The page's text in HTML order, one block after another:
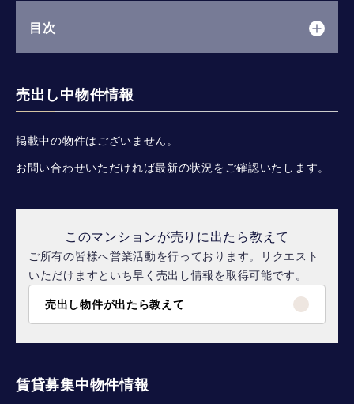
目次
売出し中物件情報
掲載中の物件はございません。
お問い合わせいただければ最新の状況をご確認いたします。
このマンションが売りに出たら教えて
ご所有の皆様へ営業活動を行っております。リクエスト
いただけますといち早く売出し情報を取得可能です。
売出し物件が出たら教えて
賃貸募集中物件情報